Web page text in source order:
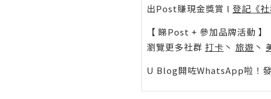
出Post賺現金獎賞 l 登記《社
【 睇Post + 參加品牌活動 】
瀏覽更多社群 打卡 丶 旅遊 丶
U Blog開咗WhatsApp啦！